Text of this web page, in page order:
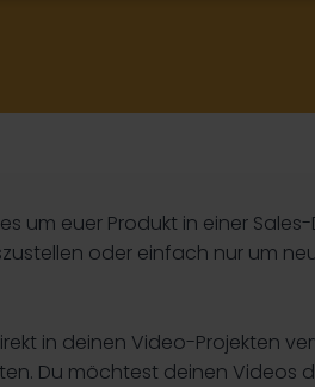
um euer Produkt in einer
oder einfach nur um
in deinen Video-Projekten
Du möchtest deinen Videos